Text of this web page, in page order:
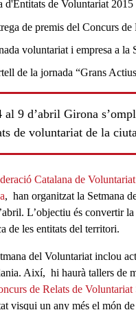
al 9 d’abril Girona
de voluntariat de la
Catalana de
, han organitzat la Setmana
. L’objectiu és convertir
de les entitatsdel territori.
del Voluntariat inclou
. Així, hi haurà tallers de
de Relats de Voluntariat
visqui un any més el món